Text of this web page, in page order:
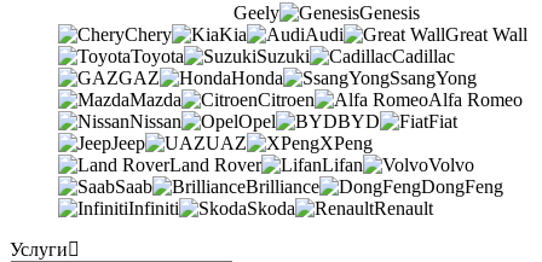
Geely
Genesis
Chery
Kia Audi
Great Wall
Toyota
Suzuki
Cadillac
GAZ
Honda
SsangYong
Mazda
Citroen
Alfa Romeo
Nissan
Opel BYD
Fiat
Jeep
UAZ
XPeng
Land Rover
Lifan
Volvo
Saab
Brilliance
DongFeng
Infiniti
Skoda
Renault
Услуги